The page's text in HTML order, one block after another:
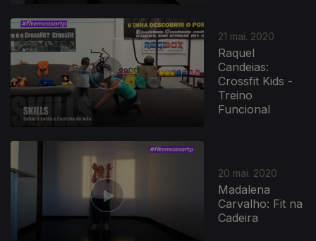
21 mai. 2020
Raquel
Candeias:
Crossfit Kids -
Treino
Funcional
20 mai. 2020
Madalena
Carvalho: Fit na
Cadeira